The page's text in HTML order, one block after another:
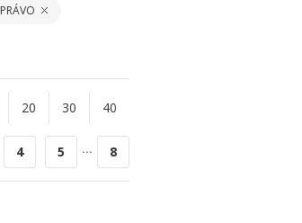
20 30 40
4 5 ... 8